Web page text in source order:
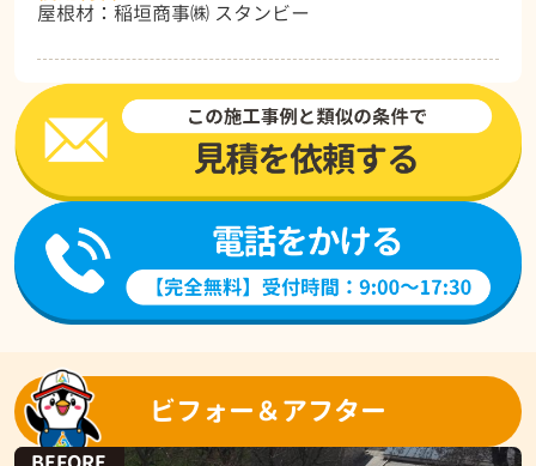
屋根材：稲垣商事㈱ スタンビー
ビフォー＆アフター